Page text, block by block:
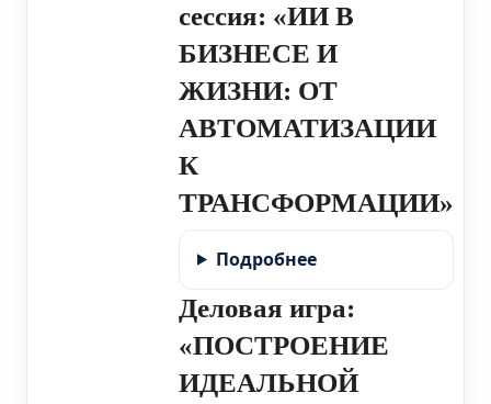
сессия: «ИИ В
БИЗНЕСЕ И
ЖИЗНИ: ОТ
АВТОМАТИЗАЦИИ
К
ТРАНСФОРМАЦИИ»
Подробнее
Деловая игра:
«ПОСТРОЕНИЕ
ИДЕАЛЬНОЙ